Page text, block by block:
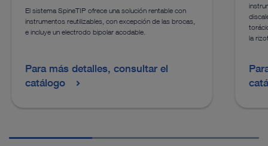
El sistema SpineTIP ofrece una solución rentable con
instrumentos reutilizables, con excepción de las brocas,
e incluye un electrodo bipolar acodable.
Para más detalles, consultar el
catálogo
la